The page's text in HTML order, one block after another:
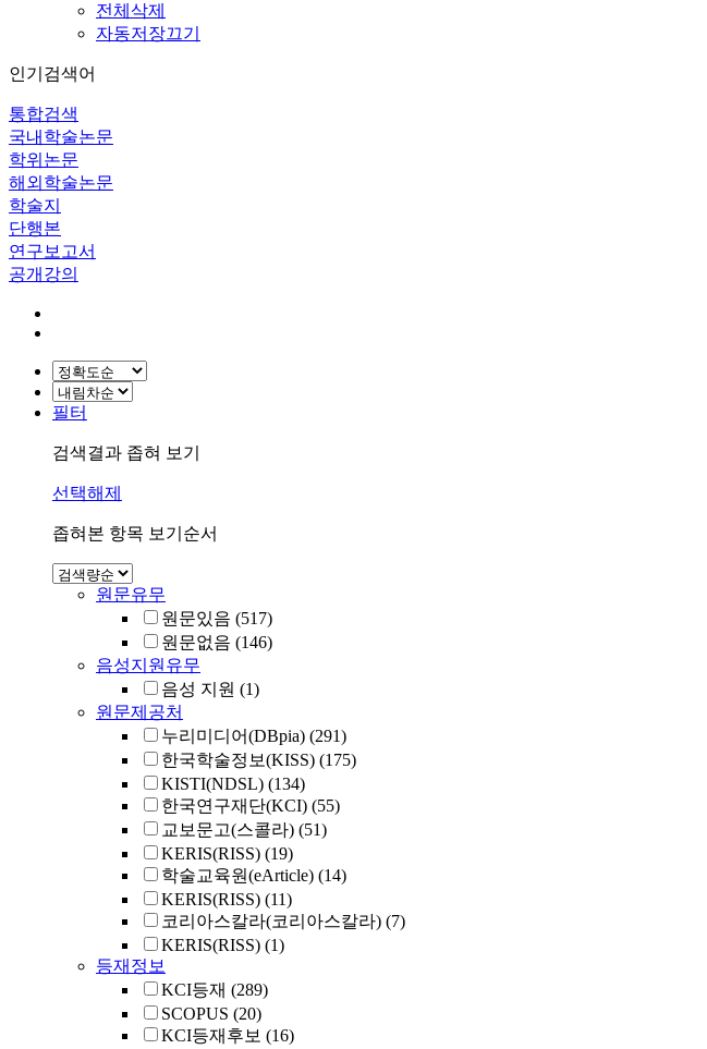
전체삭제
자동저장끄기
인기검색어
통합검색
국내학술논문
학위논문
해외학술논문
학술지
단행본
연구보고서
공개강의
필터
검색결과 좁혀 보기
선택해제
좁혀본 항목 보기순서
원문유무
원문있음 (517)
원문없음 (146)
음성지원유무
음성 지원 (1)
원문제공처
누리미디어(DBpia) (291)
한국학술정보(KISS) (175)
KISTI(NDSL) (134)
한국연구재단(KCI) (55)
교보문고(스콜라) (51)
KERIS(RISS) (19)
학술교육원(eArticle) (14)
KERIS(RISS) (11)
코리아스칼라(코리아스칼라) (7)
KERIS(RISS) (1)
등재정보
KCI등재 (289)
SCOPUS (20)
KCI등재후보 (16)